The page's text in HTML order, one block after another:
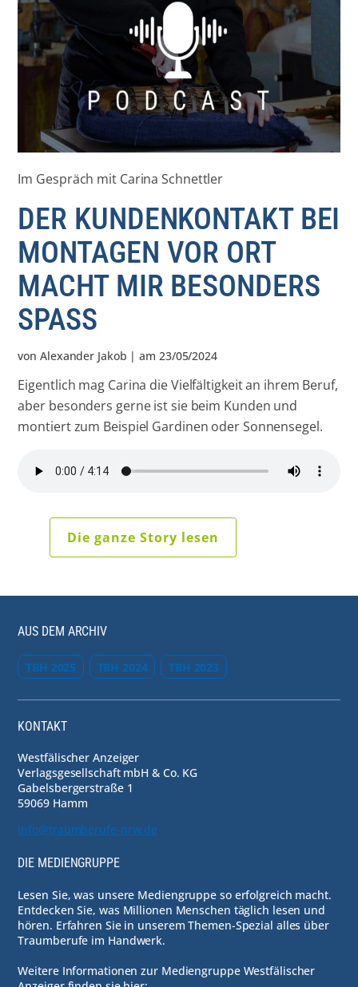
Im Gespräch mit Carina Schnettler
DER KUNDENKONTAKT BEI
MONTAGEN VOR ORT
MACHT MIR BESONDERS
SPASS
vonAlexander Jakob | am 23/05/2024
Eigentlich mag Carina die Vielfältigkeit an ihrem Beruf,
aber besonders gerne ist sie beim Kunden und
montiert zum Beispiel Gardinen oder Sonnensegel.
Die ganze Story lesen
AUS DEM ARCHIV
TBH 2025 TBH 2024 TBH 2023
KONTAKT
Westfälischer Anzeiger
Verlagsgesellschaft mbH & Co. KG
Gabelsbergerstraße 1
59069 Hamm
info@traumberufe-nrw.de
DIE MEDIENGRUPPE
Lesen Sie, was unsere Mediengruppe so erfolgreich macht.
Entdecken Sie, was Millionen Menschen täglich lesen und
hören. Erfahren Sie in unserem Themen-Spezial alles über
Traumberufe im Handwerk.
Weitere Informationen zur Mediengruppe Westfälischer